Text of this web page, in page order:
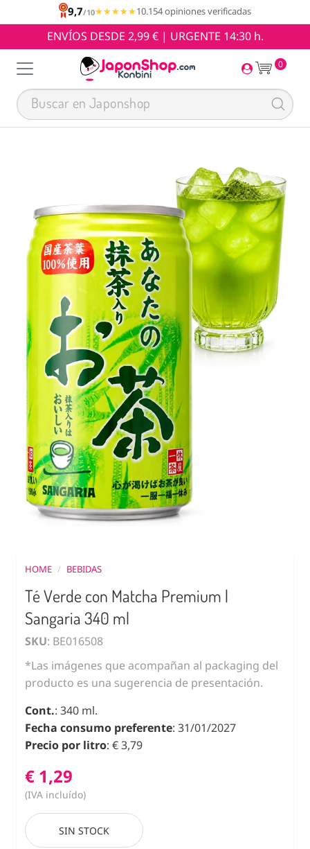
9,7/10★★★★★
★★★★★10.154 opiniones verificadas
ENVÍOS DESDE 2,99 € | URGENTE 14:30 h.
0
HOME / BEBIDAS
Té Verde con Matcha Premium |
Sangaria 340 ml
SKU: BE016508
*Las imágenes que acompañan al packaging del
producto es una sugerencia de presentación.
Cont.: 340 ml.
Fecha consumo preferente: 31/01/2027
Precio por litro: € 3,79
€ 1,29
(IVA incluído)
SIN STOCK